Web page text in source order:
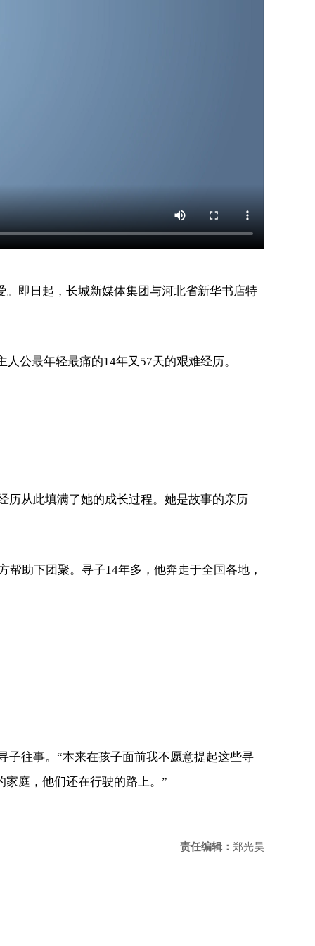
即日起，长城新媒体集团与河北省新华书店特
公最年轻最痛的14年又57天的艰难经历。
从此填满了她的成长过程。她是故事的亲历
助下团聚。寻子14年多，他奔走于全国各地，
往事。“本来在孩子面前我不愿意提起这些寻
庭，他们还在行驶的路上。”
责任编辑： 郑光昊